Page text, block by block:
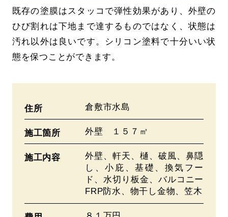
既存の塗膜はスタッコで弾性効果があり、外壁の
ひび割れは下地まで達するものではなく、状態は
汚れ以外は良いです。シリコン塗料で十分いい状
態を保つことができます。
住所 倉敷市水島
施工箇所 外壁 １５７㎡
施工内容
外壁、軒天、樋、破風、鼻隠
し、小庇、基礎、換気フー
ド、水切り板金、バルコニー
FRP防水、物干し金物、笠木